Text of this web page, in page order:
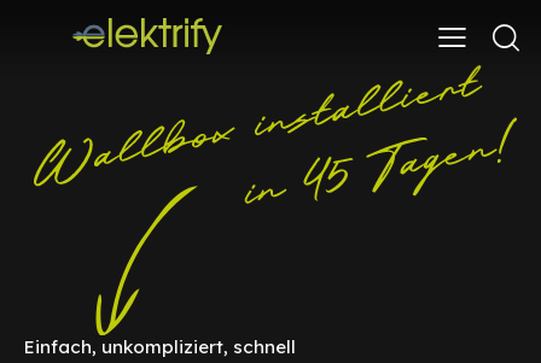
Einfach, unkompliziert, schnell